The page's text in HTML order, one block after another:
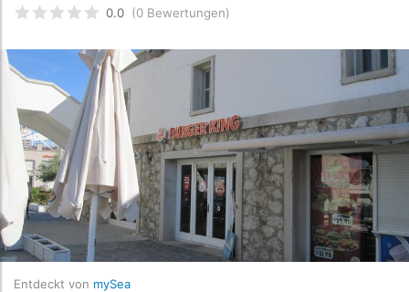
bewertet0 /5 beyogen auf
0.0 (0 Bewertungen)
Entdeckt von mySea